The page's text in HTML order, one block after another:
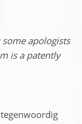
some apologists
is a patently